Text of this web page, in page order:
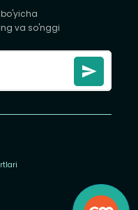
va so'nggi